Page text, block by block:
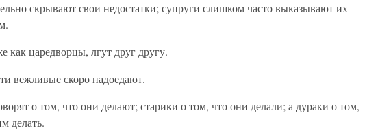
скрывают свои недостатки; супруги слишком часто выказывают их
как царедворцы, лгут друг другу.
вежливые скоро надоедают.
о том, что они делают; старики о том, что они делали; а дураки о том,
делать.